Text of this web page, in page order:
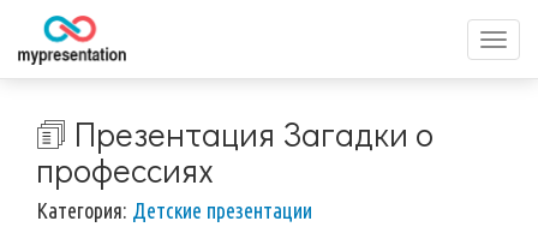
меню
🗊 Презентация Загадки о
профессиях
Категория: Детские презентации